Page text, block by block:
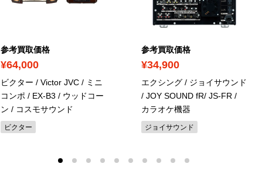
参考買取価格
¥64,000
ビクター / Victor JVC / ミニ
コンポ / EX-B3 / ウッドコー
ン / コスモサウンド
ビクター
参考買取価格
¥34,900
エクシング / ジョイサウンド
/ JOY SOUND fR/ JS-FR /
カラオケ機器
ジョイサウンド